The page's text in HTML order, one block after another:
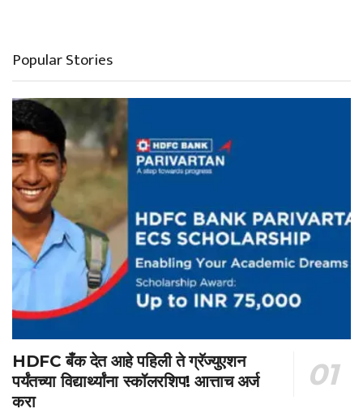
Popular Stories
HDFC बँक देत आहे पहिली ते ग्रॅज्युएशन
पर्यंतच्या विद्यार्थ्यांना स्कॉलरशिप! आत्ताच अर्ज
करा